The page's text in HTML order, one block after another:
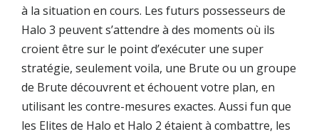
à la situation en cours. Les futurs possesseurs de
Halo 3 peuvent s’attendre à des moments où ils
croient être sur le point d’exécuter une super
stratégie, seulement voila, une Brute ou un groupe
de Brute découvrent et échouent votre plan, en
utilisant les contre-mesures exactes. Aussi fun que
les Elites de Halo et Halo 2 étaient à combattre, les